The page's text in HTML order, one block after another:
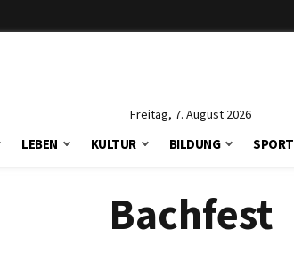
Freitag, 7. August 2026
LEBEN KULTUR BILDUNG SPORT
Bachfest